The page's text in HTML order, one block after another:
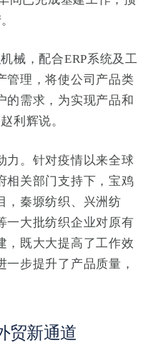
械，配合ERP系统及工
管理，将使公司产品类
的需求，为实现产品和
利辉说。
力。针对疫情以来全球
相关部门支持下，宝鸡
，秦塬纺织、兴洲纺
一大批纺织企业对原有
，既大大提高了工作效
步提升了产品质量，
贸新通道